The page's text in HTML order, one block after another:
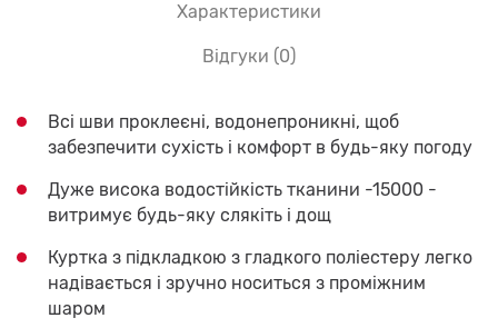
Характеристики
Відгуки (0)
Всі шви проклеєні, водонепроникні, щоб
забезпечити сухість і комфорт в будь-яку погоду
Дуже висока водостійкість тканини -15000 -
витримує будь-яку слякіть і дощ
Куртка з підкладкою з гладкого поліестеру легко
надівається і зручно носиться з проміжним
шаром